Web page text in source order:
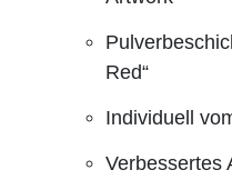
Red“
Individuell
Verbessertes